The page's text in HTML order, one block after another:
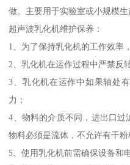
做。主要用于实验室或小规模生
超声波乳化机维护保养：
1、为了保持乳化机的工作效
2、乳化机在运作过程中严禁反
3、乳化机在运作中如果轴处
力；
4、物料的介质不同，进出口
物料必须是流体，不允许有干
5、使用乳化机前需确保设备和